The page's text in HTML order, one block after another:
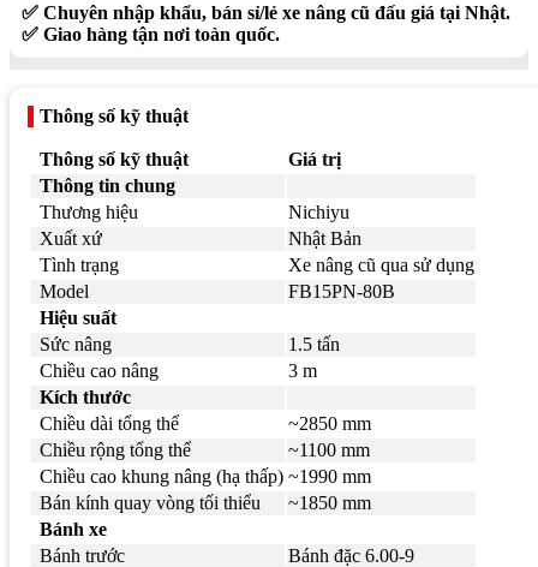
✅ Chuyên nhập khẩu, bán sỉ/lẻ xe nâng cũ đấu giá tại Nhật.
✅ Giao hàng tận nơi toàn quốc.
Thông số kỹ thuật
Thông số kỹ thuật
Giá trị
Thông tin chung
Thương hiệu
Nichiyu
Xuất xứ
Nhật Bản
Tình trạng
Xe nâng cũ qua sử dụng
Model
FB15PN-80B
Hiệu suất
Sức nâng
1.5 tấn
Chiều cao nâng
3 m
Kích thước
Chiều dài tổng thể
~2850 mm
Chiều rộng tổng thể
~1100 mm
Chiều cao khung nâng (hạ thấp) ~1990 mm
Bán kính quay vòng tối thiểu
~1850 mm
Bánh xe
Bánh trước
Bánh đặc 6.00-9